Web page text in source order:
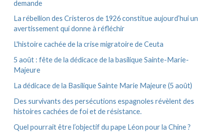
demande
La rébellion des Cristeros de 1926 constitue aujourd’hui un
avertissement qui donne à réfléchir
L'histoire cachée de la crise migratoire de Ceuta
5 août : fête de la dédicace de la basilique Sainte-Marie-
Majeure
La dédicace de la Basilique Sainte Marie Majeure (5 août)
Des survivants des persécutions espagnoles révèlent des
histoires cachées de foi et de résistance.
Quel pourrait être l’objectif du pape Léon pour la Chine ?